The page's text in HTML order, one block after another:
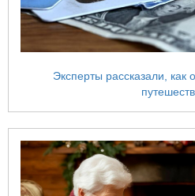
Эксперты рассказали, как